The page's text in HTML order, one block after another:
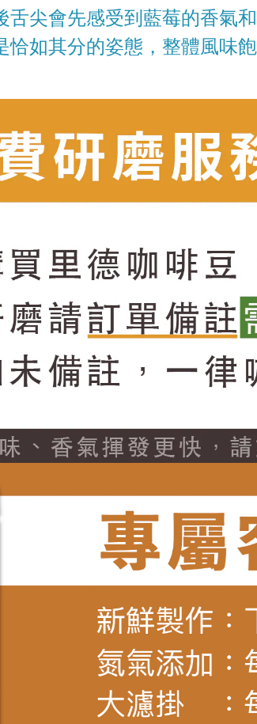
尖會先感受到藍莓的香氣
如其分的姿態，整體風味